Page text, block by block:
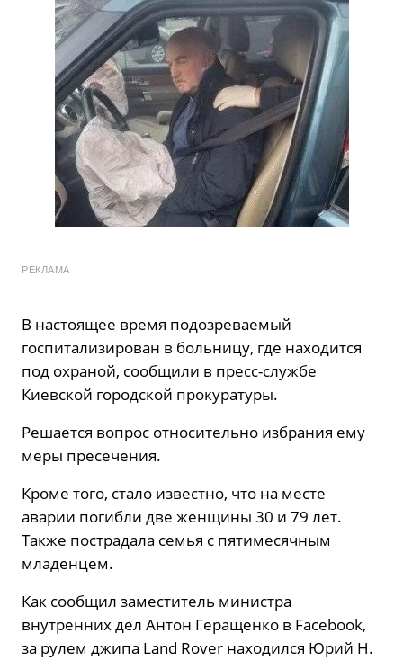
РЕКЛАМА
В настоящее время подозреваемый
госпитализирован в больницу, где находится
под охраной, сообщили в пресс-службе
Киевской городской прокуратуры.
Решается вопрос относительно избрания ему
меры пресечения.
Кроме того, стало известно, что на месте
аварии погибли две женщины 30 и 79 лет.
Также пострадала семья с пятимесячным
младенцем.
Как сообщил заместитель министра
внутренних дел Антон Геращенко в Facebook,
за рулем джипа Land Rover находился Юрий Н.